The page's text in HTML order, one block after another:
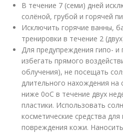
В течение 7 (семи) дней
солёной, грубой и горячей
Исключить горячие ванны,
тренировки в течение 2
Для предупреждения гипо- и
избегать прямого
облучения), не посещать
длительного нахождения на
ниже 0оС в течение двух
пластики. Использовать
косметические средства
повреждения кожи.